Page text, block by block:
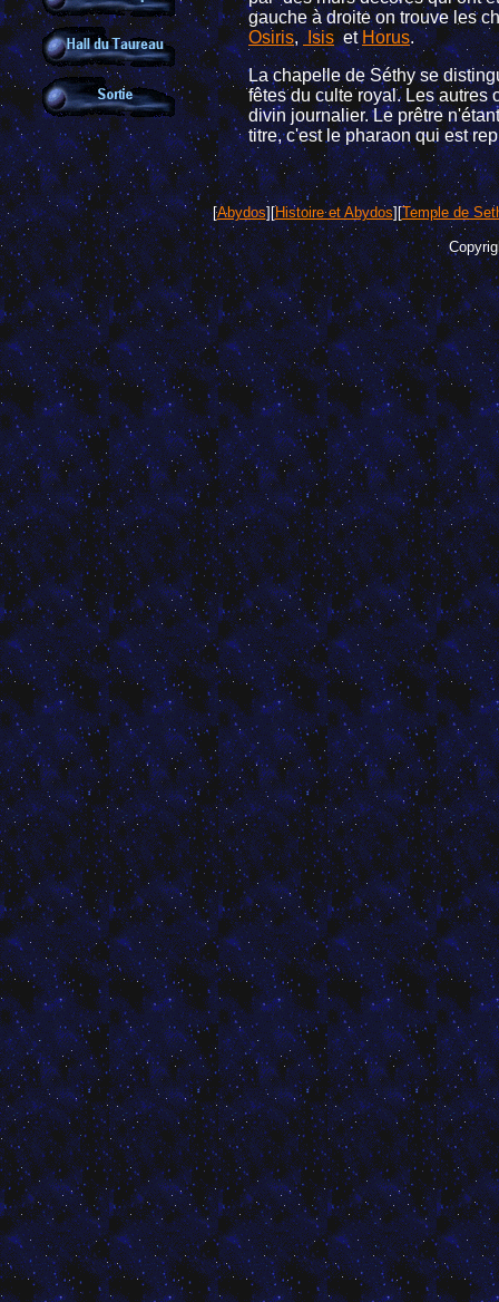
gauche à droite on trouve les
Osiris,IsisetHorus.
La chapelle de Séthy se
fêtes du culte royal. Les autres
divin journalier. Le prêtre
titre, c'est le pharaon qui est
[Abydos][Histoire et Abydos][Temple de